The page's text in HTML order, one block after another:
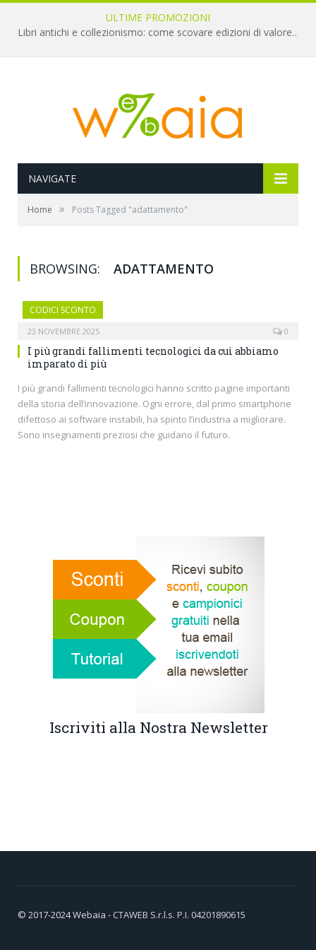
ULTIME PROMOZIONI
Libri antichi e collezionismo: come scovare edizioni di valore a pochi euro
NAVIGATE
Home » Posts Tagged "adattamento"
BROWSING: ADATTAMENTO
CODICI SCONTO
23 NOVEMBRE 2025 0
I più grandi fallimenti tecnologici da cui abbiamo
imparato di più
I più grandi fallimenti tecnologici hanno scritto pagine importanti
della storia dell’innovazione. Ogni errore, dal primo smartphone
difettoso ai software instabili, ha spinto l’industria a migliorare.
Sono insegnamenti preziosi che guidano il futuro.
Iscriviti alla Nostra Newsletter
© 2017-2024Webaia - CTAWEB S.r.l.s. P.I. 04201890615